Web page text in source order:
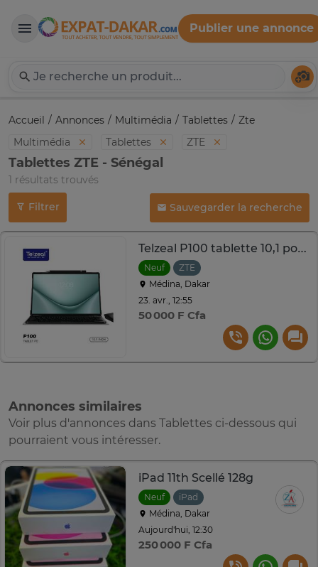
Expat-Dakar
Publier une annonce
Accueil Annonces Multimédia Tablettes
Zte
Multimédia
Tablettes ZTE
Tablettes ZTE - Sénégal
1 résultats trouvés
Filtrer Sauvegarder la recherche
Telzeal P100 tablette 10,1 pouces mobile polyvalente
Neuf
ZTE
Médina, Dakar
23. avr., 12:55
50 000 F Cfa
Annonces similaires
Voir plus d'annonces dans Tablettes ci-dessous qui
pourraient vous intéresser.
iPad 11th Scellé 128g
Neuf
iPad
Médina, Dakar
Aujourd'hui, 12:30
250 000 F Cfa